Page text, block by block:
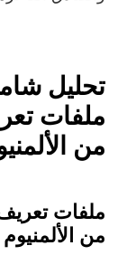
تحليل
ملفات
من
ملفات
من الألمنيوم